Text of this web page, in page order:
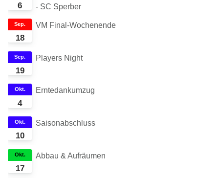
6
- SC Sperber
18
Sep. VM Final-Wochenende
19
Sep. Players Night
4
Okt. Erntedankumzug
10
Okt. Saisonabschluss
17
Okt. Abbau & Aufräumen